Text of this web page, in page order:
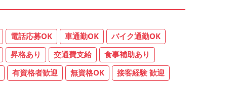
電話応募OK 車通勤OK
バイク通勤OK
昇格あり 交通費支給
食事補助あり
有資格者歓迎 無資格OK
接客経験 歓迎